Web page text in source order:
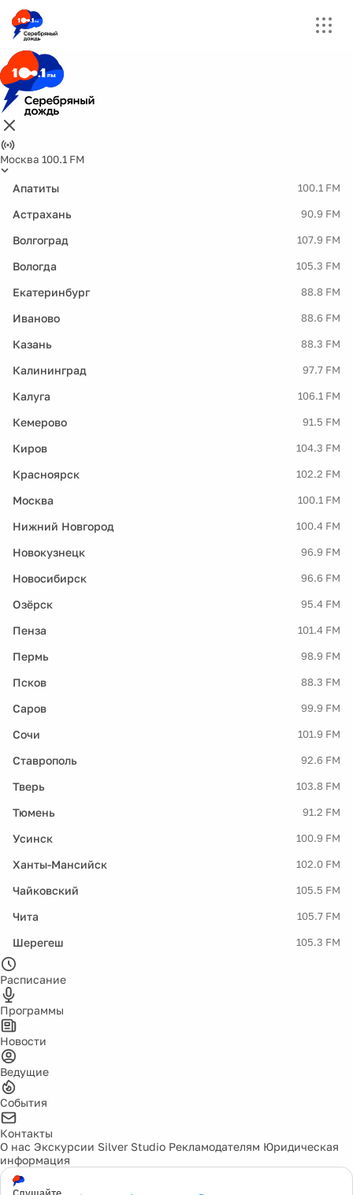
Москва 100.1 FM
Апатиты 100.1 FM
Астрахань 90.9 FM
Волгоград 107.9 FM
Вологда 105.3 FM
Екатеринбург 88.8 FM
Иваново 88.6 FM
Казань 88.3 FM
Калининград 97.7 FM
Калуга 106.1 FM
Кемерово 91.5 FM
Киров 104.3 FM
Красноярск 102.2 FM
Москва 100.1 FM
Нижний Новгород 100.4 FM
Новокузнецк 96.9 FM
Новосибирск 96.6 FM
Озёрск 95.4 FM
Пенза 101.4 FM
Пермь 98.9 FM
Псков 88.3 FM
Саров 99.9 FM
Сочи 101.9 FM
Ставрополь 92.6 FM
Тверь 103.8 FM
Тюмень 91.2 FM
Усинск 100.9 FM
Ханты-Мансийск 102.0 FM
Чайковский 105.5 FM
Чита 105.7 FM
Шерегеш 105.3 FM
Расписание
Программы
Новости
Ведущие
События
Контакты
О нас Экскурсии Silver Studio Рекламодателям Юридическая
информация